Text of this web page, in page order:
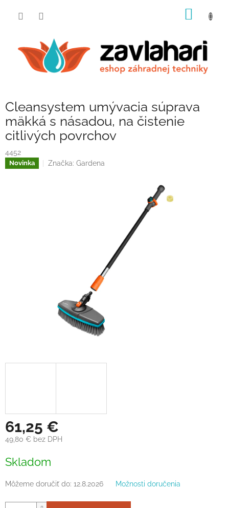
Cleansystem umývacia súprava
mäkká s násadou, na čistenie
citlivých povrchov
4452
Novinka Značka: Gardena
61,25 €
49,80 € bez DPH
cena:
Skladom
Môžeme doručiť do: 12.8.2026 Možnosti doručenia